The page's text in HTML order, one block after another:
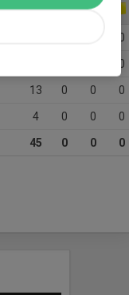
0
0
13 0 0 0
4 0 0 0
45 0 0 0